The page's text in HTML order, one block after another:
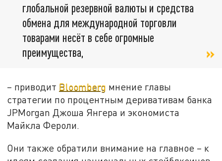
глобальной резервной валюты и средства
обмена для международной торговли
товарами несёт в себе огромные
преимущества,
– приводит Bloomberg мнение главы
стратегии по процентным деривативам банка
JPMorgan Джоша Янгера и экономиста
Майкла Фероли.
Они также обратили внимание на главное – к